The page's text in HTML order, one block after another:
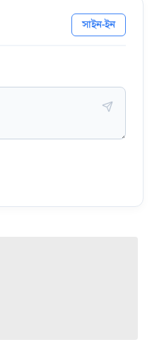
সাইন-ইন